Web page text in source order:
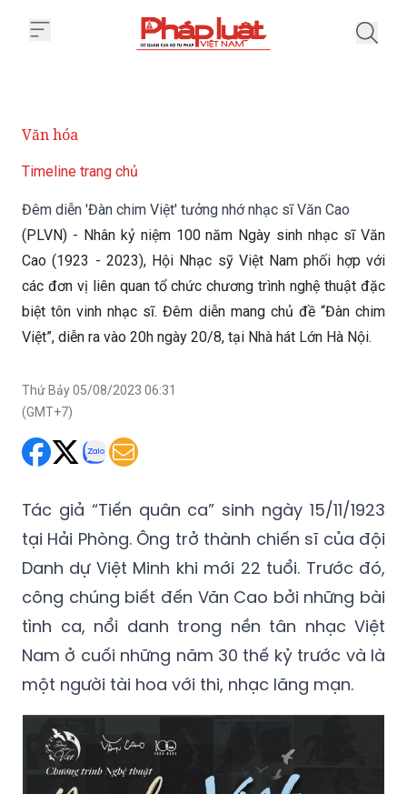
Văn hóa
Timeline trang chủ
Đêm diễn 'Đàn chim Việt' tưởng nhớ nhạc sĩ Văn Cao
(PLVN) - Nhân kỷ niệm 100 năm Ngày sinh nhạc sĩ Văn
Cao (1923 - 2023), Hội Nhạc sỹ Việt Nam phối hợp với
các đơn vị liên quan tổ chức chương trình nghệ thuật đặc
Việt”, diễn ra vào 20h ngày 20/8, tại Nhà hát Lớn Hà Nội.
Thứ Bảy 05/08/2023 06:31
Tác giả “Tiến quân ca” sinh ngày 15/11/1923
tại Hải Phòng. Ông trở thành chiến sĩ của đội
Danh dự Việt Minh khi mới 22 tuổi. Trước đó,
công chúng biết đến Văn Cao bởi những bài
tình ca, nổi danh trong nền tân nhạc Việt
Nam ở cuối những năm 30 thế kỷ trước và là
một người tài hoa với thi, nhạc lãng mạn.